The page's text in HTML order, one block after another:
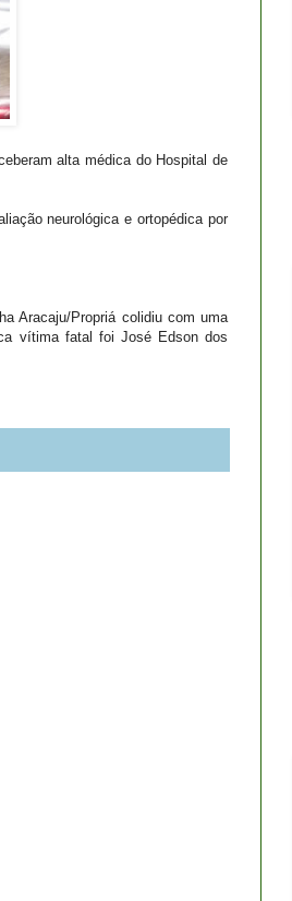
alta médica do Hospital de
neurológica e ortopédica por
Aracaju/Propriá colidiu com uma
vítima fatal foi José Edson dos